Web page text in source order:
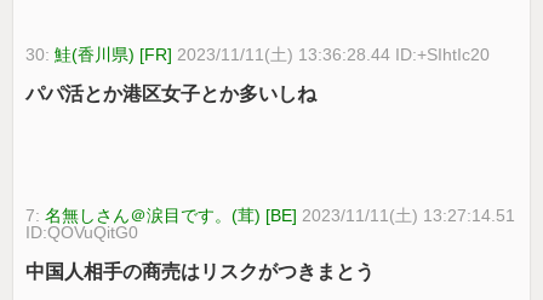
30:鮭(香川県) [FR] 2023/11/11(土) 13:36:28.44 ID:+SIhtIc20
パパ活とか港区女子とか多いしね
7:名無しさん＠涙目です。(茸) [BE] 2023/11/11(土) 13:27:14.51
ID:QOVuQitG0
中国人相手の商売はリスクがつきまとう